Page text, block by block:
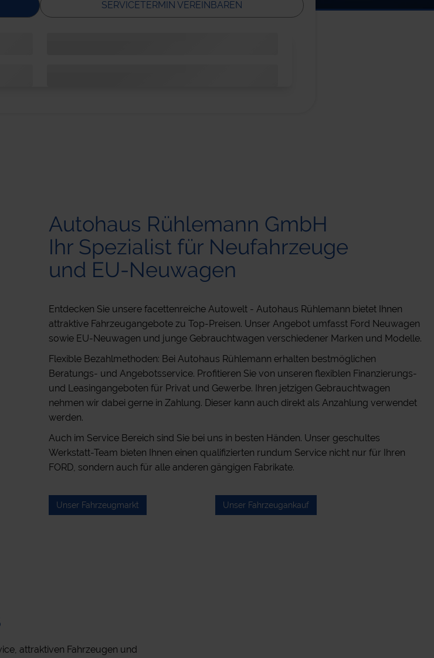
SERVICETERMINVEREINBAREN
Autohaus Rühlemann GmbH
Ihr Spezialist für Neufahrzeuge
und EU-Neuwagen
Entdecken Sie unsere facettenreiche Autowelt - Autohaus Rühlemann bietet Ihnen
attraktive Fahrzeugangebote zu Top-Preisen. Unser Angebot umfasst Ford Neuwagen
sowie EU-Neuwagen und junge Gebrauchtwagen verschiedener Marken und Modelle.
Flexible Bezahlmethoden: Bei Autohaus Rühlemann erhalten bestmöglichen
Beratungs- und Angebotsservice. Profitieren Sie von unseren flexiblen Finanzierungs-
und Leasingangeboten für Privat und Gewerbe. Ihren jetzigen Gebrauchtwagen
nehmen wir dabei gerne in Zahlung. Dieser kann auch direkt als Anzahlung verwendet
werden.
Auch im Service Bereich sind Sie bei uns in besten Händen. Unser geschultes
Werkstatt-Team bieten Ihnen einen qualifizierten rundum Service nicht nur für Ihren
FORD, sondern auch für alle anderen gängigen Fabrikate.
Unser Fahrzeugmarkt Unser Fahrzeugankauf
attraktiven Fahrzeugen und